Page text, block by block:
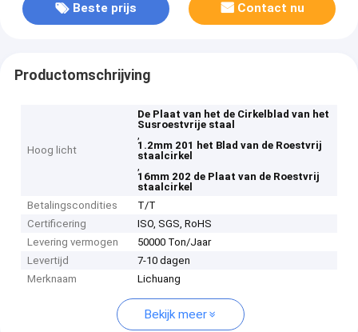
Beste prijs Contact nu
Productomschrijving
Hoog licht
De Plaat van het de Cirkelblad van het
Susroestvrije staal
,
1.2mm 201 het Blad van de Roestvrij
staalcirkel
,
16mm 202 de Plaat van de Roestvrij
staalcirkel
Betalingscondities
T/T
Certificering
ISO, SGS, RoHS
Levering vermogen
50000 Ton/Jaar
Levertijd
7-10 dagen
Merknaam
Lichuang
Bekijk meer